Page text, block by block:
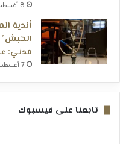
8 أغسطس، 2026
أندية
مدني:
7 أغسطس، 2026
تابعنا على فيسبوك